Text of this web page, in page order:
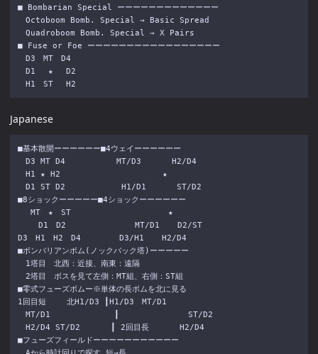
■ Bombarian Special ーーーーーーーーーーーーー
Octoboom Bomb. Special → Basic Spread
Quadroboom Bomb. Special → X Pairs
■ Fuse or Foe ーーーーーーーーーーーーーーーーー
D3　MT　D4
D1 　★ 　D2
Japanese
■基本散開ーーーーーー■4ウェイーーーーーー
D3 MT D4 　 　 　 　MT/D3 　 　 H2/D4
H1 ★ H2 　 　 　 　 　 　 　 　★
D1 ST D2 　 　 　 　 H1/D1 　 　 ST/D2
■8ショックーーーーー■4ショックーーーーーー
MT　★　ST　 　 　 　 　 　 　 　★
D1　D2 　 　 　 　 　 MT/D1 　 D2/ST
D3　H1　H2　D4 　 　 　D3/H1 　 H2/D4
■ボンバリアンボム(ノックバック塔)ーーーーー
1塔目　北西：近接、南東：遠隔
2塔目　ボスを見て左側：MT組、右側：ST組
■零式フューズボムー※単体の長ボムを北に見る
1回目短　 　北H1/D3 ┃H1/D3　MT/D1
MT/D1 　 　 　 　 　┃ 　 　 　 　 　 ST/D2
H2/D4 ST/D2 　 　 ┃ 2回目長 　 　 H2/D4
■フューズフィールドーーーーーーーーーーー